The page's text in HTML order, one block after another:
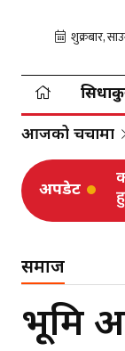
आजको चर्चामा
अपडेट
समाज
भूमि